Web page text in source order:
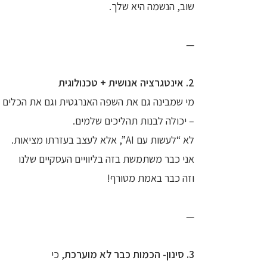
שוב, הנשמה היא שלך.
—
2. אינטגרציה אנושית + טכנולוגית
מי שמבינה גם את השפה האנרגטית וגם את הכלים
– יכולה לבנות תהליכים שלמים.
לא “לעשות עם AI”, אלא לעצב בעזרתו מציאות.
אני כבר משתמשת בזה בליוויים העסקיים שלנו
וזה כבר באמת מטורף!
—
3. סינון- הכמות כבר לא מוערכת
, כי